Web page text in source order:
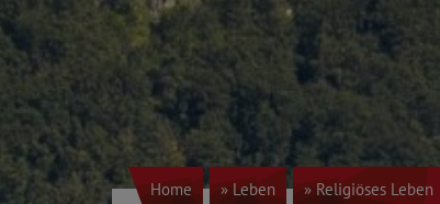
Home » Leben » Religiöses Leben